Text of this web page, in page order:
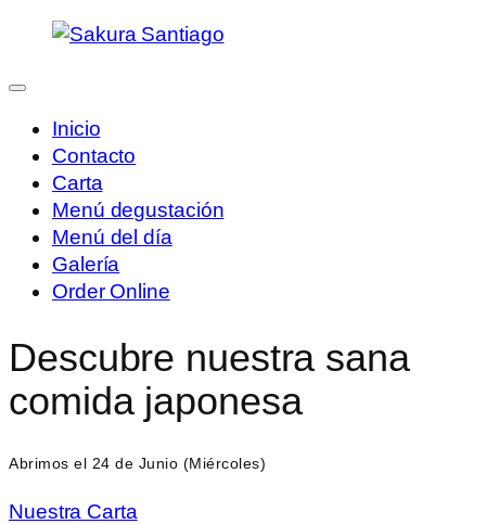
Saltar
contenido
Inicio
Contacto
Carta
Menú degustación
Menú del día
Galería
Order Online
Descubre nuestra sana
comida japonesa
Abrimos el 24 de Junio (Miércoles)
Nuestra Carta